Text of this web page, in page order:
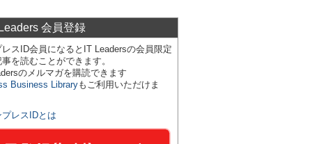
会員登録
スID会員になるとIT Leadersの会員限定
を読むことができます。
のメルマガを購読できます
Business Libraryもご利用いただけま
プレスIDとは